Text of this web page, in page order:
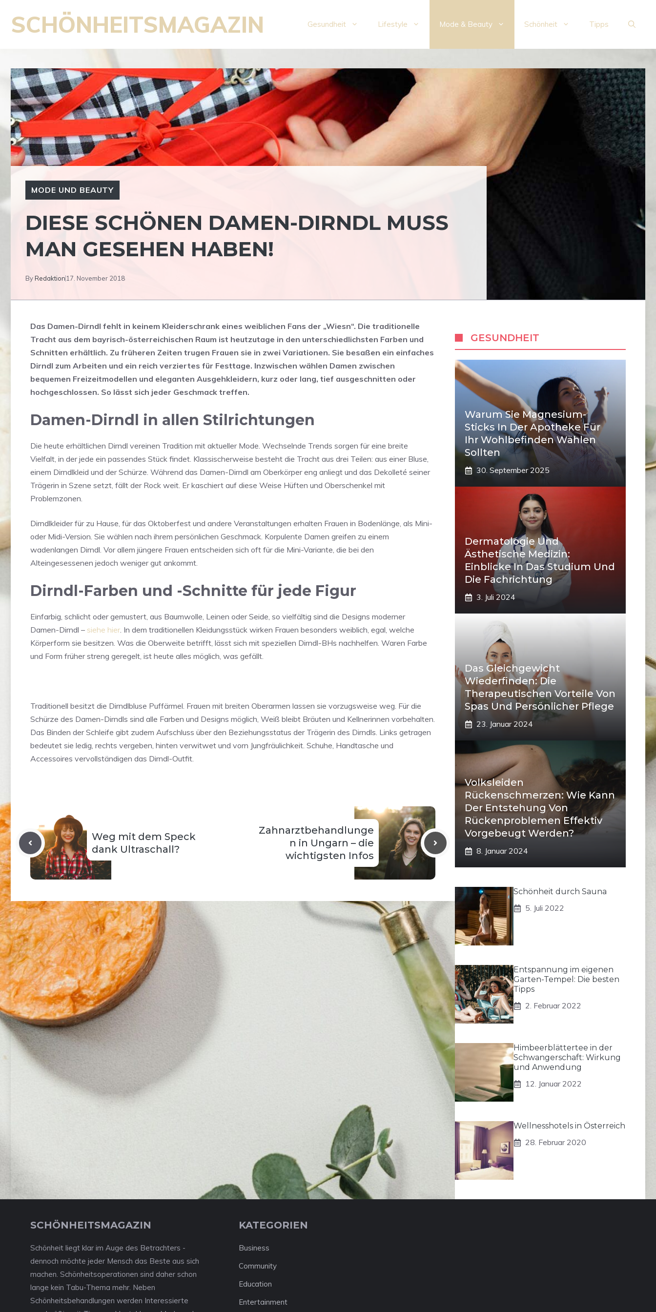
Inhalt
springen
SCHÖNHEITSMAGAZIN Gesundheit Lifestyle Mode & Beauty Schönheit Tipps
MODE UND BEAUTY
DIESE SCHÖNEN DAMEN-DIRNDL MUSS
MAN GESEHEN HABEN!
ByRedaktion 17. November 2018
Das Damen-Dirndl fehlt in keinem Kleiderschrank eines weiblichen Fans der „Wiesn“. Die traditionelle
Tracht aus dem bayrisch-österreichischen Raum ist heutzutage in den unterschiedlichsten Farben und
Schnitten erhältlich. Zu früheren Zeiten trugen Frauen sie in zwei Variationen. Sie besaßen ein einfaches
Dirndl zum Arbeiten und ein reich verziertes für Festtage. Inzwischen wählen Damen zwischen
bequemen Freizeitmodellen und eleganten Ausgehkleidern, kurz oder lang, tief ausgeschnitten oder
hochgeschlossen. So lässt sich jeder Geschmack treffen.
Damen-Dirndl in allen Stilrichtungen
Die heute erhältlichen Dirndl vereinen Tradition mit aktueller Mode. Wechselnde Trends sorgen für eine breite
Vielfalt, in der jede ein passendes Stück findet. Klassischerweise besteht die Tracht aus drei Teilen: aus einer Bluse,
einem Dirndlkleid und der Schürze. Während das Damen-Dirndl am Oberkörper eng anliegt und das Dekolleté seiner
Trägerin in Szene setzt, fällt der Rock weit. Er kaschiert auf diese Weise Hüften und Oberschenkel mit
Problemzonen.
Dirndlkleider für zu Hause, für das Oktoberfest und andere Veranstaltungen erhalten Frauen in Bodenlänge, als Mini-
oder Midi-Version. Sie wählen nach ihrem persönlichen Geschmack. Korpulente Damen greifen zu einem
wadenlangen Dirndl. Vor allem jüngere Frauen entscheiden sich oft für die Mini-Variante, die bei den
Alteingesessenen jedoch weniger gut ankommt.
Dirndl-Farben und -Schnitte für jede Figur
Einfarbig, schlicht oder gemustert, aus Baumwolle, Leinen oder Seide, so vielfältig sind die Designs moderner
Damen-Dirndl – siehe hier. In dem traditionellen Kleidungsstück wirken Frauen besonders weiblich, egal, welche
Körperform sie besitzen. Was die Oberweite betrifft, lässt sich mit speziellen Dirndl-BHs nachhelfen. Waren Farbe
und Form früher streng geregelt, ist heute alles möglich, was gefällt.
Traditionell besitzt die Dirndlbluse Puffärmel. Frauen mit breiten Oberarmen lassen sie vorzugsweise weg. Für die
Schürze des Damen-Dirndls sind alle Farben und Designs möglich, Weiß bleibt Bräuten und Kellnerinnen vorbehalten.
Das Binden der Schleife gibt zudem Aufschluss über den Beziehungsstatus der Trägerin des Dirndls. Links getragen
bedeutet sie ledig, rechts vergeben, hinten verwitwet und vorn Jungfräulichkeit. Schuhe, Handtasche und
Accessoires vervollständigen das Dirndl-Outfit.
Weg mit dem Speck
dank Ultraschall?
Zahnarztbehandlunge
n in Ungarn – die
wichtigsten Infos
GESUNDHEIT
Warum Sie Magnesium-
Sticks In Der Apotheke Für
Ihr Wohlbefinden Wählen
Sollten
30. September 2025
Dermatologie Und
Ästhetische Medizin:
Einblicke In Das Studium Und
Die Fachrichtung
3. Juli 2024
Das Gleichgewicht
Wiederfinden: Die
Therapeutischen Vorteile Von
Spas Und Persönlicher Pflege
23. Januar 2024
Volksleiden
Rückenschmerzen: Wie Kann
Der Entstehung Von
Rückenproblemen Effektiv
Vorgebeugt Werden?
8. Januar 2024
Schönheit durch Sauna
5. Juli 2022
Entspannung im eigenen
Garten-Tempel: Die besten
Tipps
2. Februar 2022
Himbeerblättertee in der
Schwangerschaft: Wirkung
und Anwendung
12. Januar 2022
Wellnesshotels in Österreich
28. Februar 2020
SCHÖNHEITSMAGAZIN
Schönheit liegt klar im Auge des Betrachters -
dennoch möchte jeder Mensch das Beste aus sich
machen. Schönheitsoperationen sind daher schon
lange kein Tabu-Thema mehr. Neben
Schönheitsbehandlungen werden Interessierte
KATEGORIEN
Business
Community
Education
Entertainment